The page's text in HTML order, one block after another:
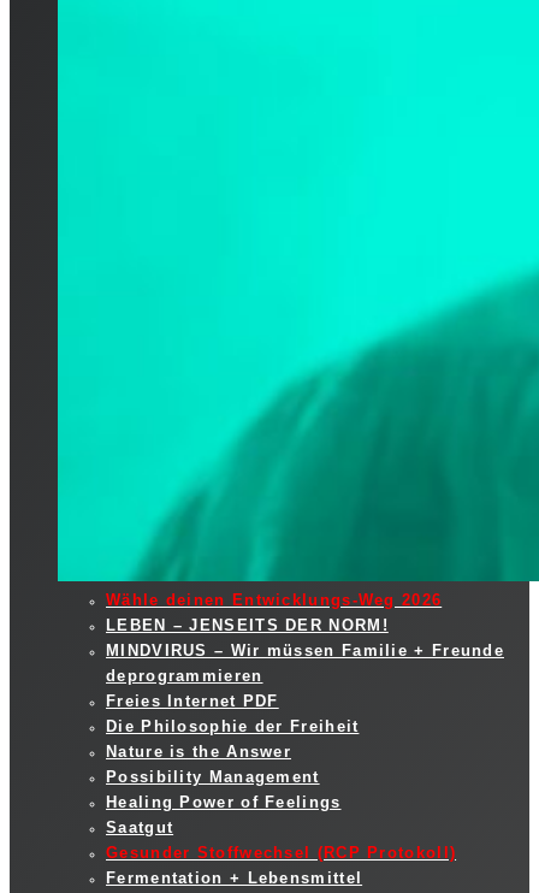
Wähle deinen Entwicklungs-Weg 2026
LEBEN – JENSEITS DER NORM!
MINDVIRUS – Wir müssen Familie + Freunde
deprogrammieren
Freies Internet PDF
Die Philosophie der Freiheit
Nature is the Answer
Possibility Management
Healing Power of Feelings
Saatgut
Gesunder Stoffwechsel (RCP Protokoll)
Fermentation + Lebensmittel